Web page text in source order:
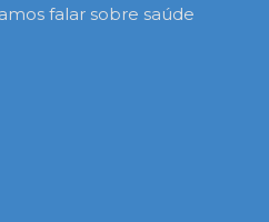
falar sobre saúde